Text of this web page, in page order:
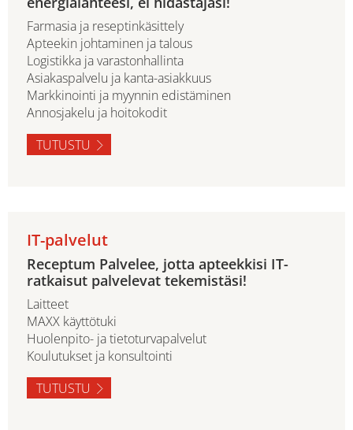
Farmasia ja reseptinkäsittely
Apteekin johtaminen ja talous
Logistikka ja varastonhallinta
Asiakaspalvelu ja kanta-asiakkuus
Markkinointi ja myynnin edistäminen
Annosjakelu ja hoitokodit
TUTUSTU
IT-palvelut
Receptum Palvelee, jotta apteekkisi IT-
ratkaisut palvelevat tekemistäsi!
Laitteet
MAXX käyttötuki
Huolenpito- ja tietoturvapalvelut
Koulutukset ja konsultointi
TUTUSTU